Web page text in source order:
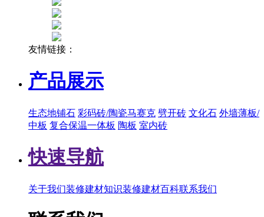
友情链接：
产品展示
生态地铺石 彩码砖/陶瓷马赛克 劈开砖 文化石 外墙薄板/
中板 复合保温一体板 陶板 室内砖
快速导航
关于我们装修建材知识装修建材百科联系我们